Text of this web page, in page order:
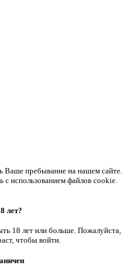
пребывание на нашем сайте.
с использованием файлов cookie.
лет?
18 лет или больше. Пожалуйста,
чтобы войти.